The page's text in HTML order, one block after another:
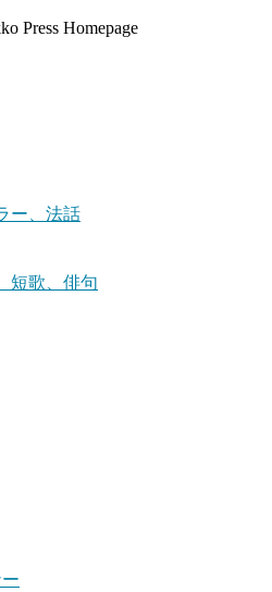
Press Homepage
ー、法話
短歌、俳句